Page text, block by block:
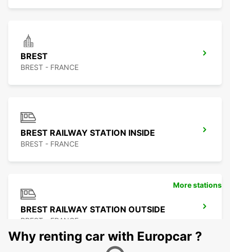
BREST
BREST - FRANCE
BREST RAILWAY STATION INSIDE
BREST - FRANCE
BREST RAILWAY STATION OUTSIDE
BREST - FRANCE
More stations
Why renting car with Europcar ?